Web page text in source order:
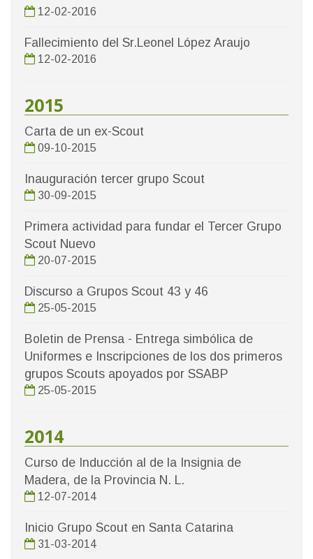
12-02-2016
Fallecimiento del Sr.Leonel López Araujo
12-02-2016
2015
Carta de un ex-Scout
09-10-2015
Inauguración tercer grupo Scout
30-09-2015
Primera actividad para fundar el Tercer Grupo
Scout Nuevo
20-07-2015
Discurso a Grupos Scout 43 y 46
25-05-2015
Boletin de Prensa - Entrega simbólica de
Uniformes e Inscripciones de los dos primeros
grupos Scouts apoyados por SSABP
25-05-2015
2014
Curso de Inducción al de la Insignia de
Madera, de la Provincia N. L.
12-07-2014
Inicio Grupo Scout en Santa Catarina
31-03-2014